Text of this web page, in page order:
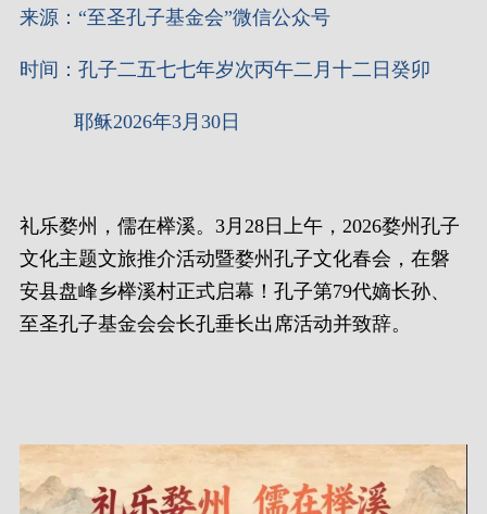
来源：“至圣孔子基金会”微信公众号
时间：孔子二五七七年岁次丙午二月十二日癸卯
耶稣2026年3月30日
礼乐婺州，儒在榉溪。3月28日上午，2026婺州孔子
文化主题文旅推介活动暨婺州孔子文化春会，在磐
安县盘峰乡榉溪村正式启幕！孔子第79代嫡长孙、
至圣孔子基金会会长孔垂长出席活动并致辞。